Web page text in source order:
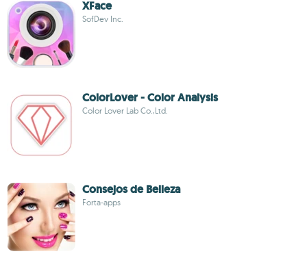
XFace
SofDev Inc.
ColorLover - Color Analysis
Color Lover Lab Co.,Ltd.
Consejos de Belleza
Forta-apps